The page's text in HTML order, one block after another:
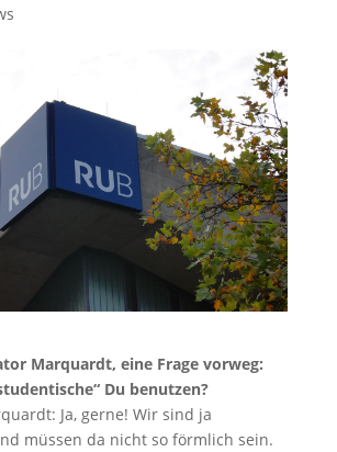
Marquardt, eine Frage vorweg:
Du benutzen?
Ja, gerne! Wir sind ja
müssen da nicht so förmlich sein.